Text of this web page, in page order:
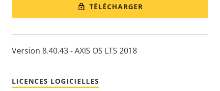
TÉLÉCHARGER
Version 8.40.43 - AXIS OS LTS 2018
LICENCES LOGICIELLES